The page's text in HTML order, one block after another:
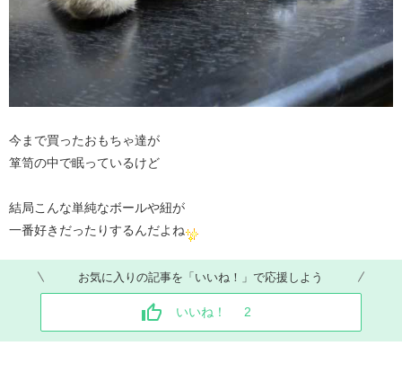
今まで買ったおもちゃ達が
箪笥の中で眠っているけど
結局こんな単純なボールや紐が
一番好きだったりするんだよね
お気に入りの記事を「いいね！」で応援しよう
いいね！ 2